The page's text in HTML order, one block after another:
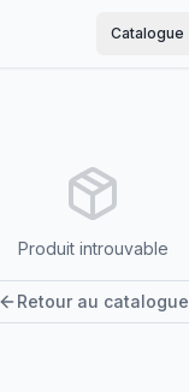
Catalogue
Produit introuvable
Retour au catalogue